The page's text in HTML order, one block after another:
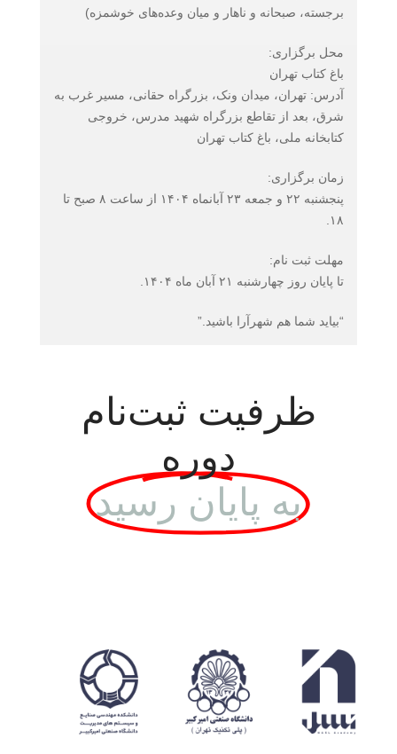
برجسته، صبحانه و ناهار و میان وعده‌های خوشمزه)
محل برگزاری:
باغ کتاب تهران
آدرس: تهران، میدان ونک، بزرگراه حقانی، مسیر غرب به
شرق، بعد از تقاطع بزرگراه شهید مدرس، خروجی
کتابخانه ملی، باغ کتاب ‌تهران
زمان برگزاری:
پنجشنبه ۲۲ و جمعه ۲۳ آبانماه ۱۴۰۴ از ساعت ۸ صبح تا
۱۸.
مهلت ثبت نام:
تا پایان روز چهارشنبه ۲۱ آبان ماه ۱۴۰۴.
“بیاید شما هم شهرآرا باشید.”
ظرفیت ثبت‌نام
دوره
به پایان رسید